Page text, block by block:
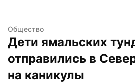
Общество
Дети ямальских
отправились в
на каникулы